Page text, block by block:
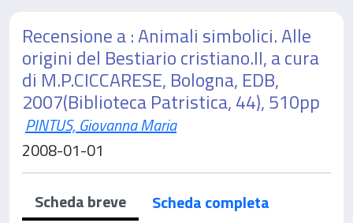
Recensione a : Animali simbolici. Alle
origini del Bestiario cristiano.II, a cura
di M.P.CICCARESE, Bologna, EDB,
2007(Biblioteca Patristica, 44), 510pp
PINTUS, Giovanna Maria
2008-01-01
Scheda breve
Scheda completa